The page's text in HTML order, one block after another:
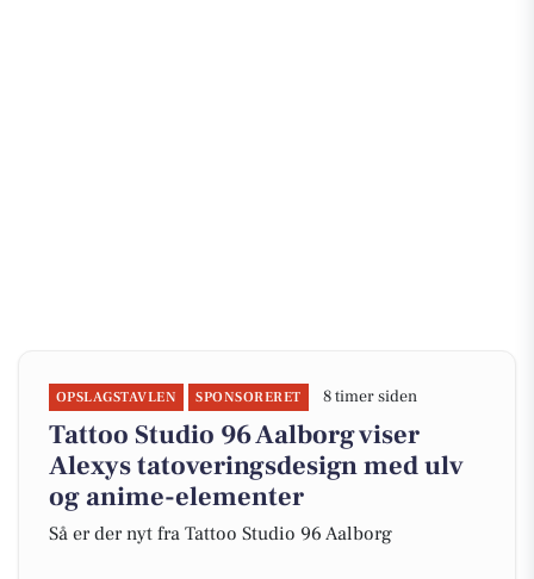
OPSLAGSTAVLEN SPONSORERET 8 timer siden
Tattoo Studio 96 Aalborg viser
Alexys tatoveringsdesign med ulv
og anime-elementer
Så er der nyt fra Tattoo Studio 96 Aalborg